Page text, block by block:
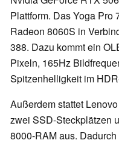
Plattform. Das Yoga Pro
Radeon 8060S in
388. Dazu kommt ein
Pixeln, 165Hz
Spitzenhelligkeit im
Außerdem stattet
zwei SSD-Steckplätzen
8000-RAM aus.